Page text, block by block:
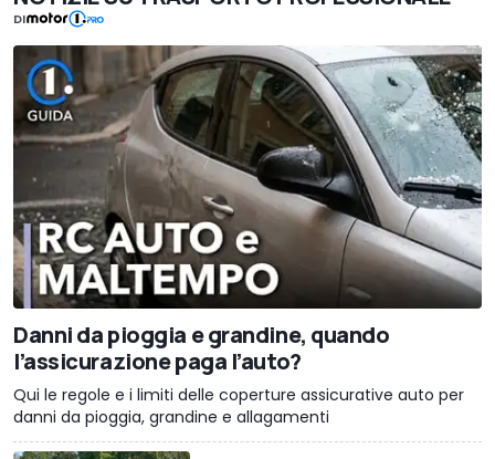
DI
Danni da pioggia e grandine, quando
l’assicurazione paga l’auto?
Qui le regole e i limiti delle coperture assicurative auto per
danni da pioggia, grandine e allagamenti